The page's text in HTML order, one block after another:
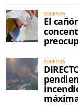
SUCESOS
El
SUCESOS